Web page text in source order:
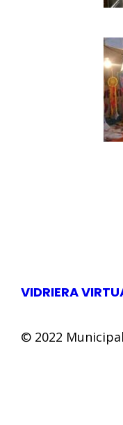
VIDRIERA
© 2022